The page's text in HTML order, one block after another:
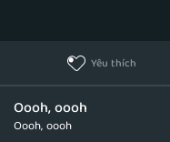
Yêu thích
Oooh, oooh
Oooh, oooh